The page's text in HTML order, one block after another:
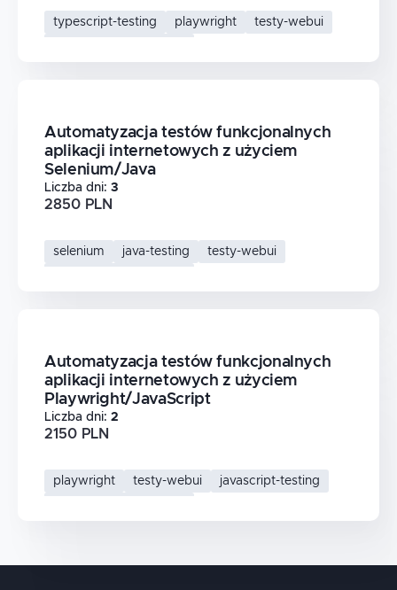
typescript-testing playwright
testy-webui
Automatyzacja testów funkcjonalnych
aplikacji internetowych z użyciem
Selenium/Java
Liczba dni: 3
2850 PLN
selenium java-testing
testy-webui
Automatyzacja testów funkcjonalnych
aplikacji internetowych z użyciem
Playwright/JavaScript
Liczba dni: 2
2150 PLN
playwright testy-webui
javascript-testing